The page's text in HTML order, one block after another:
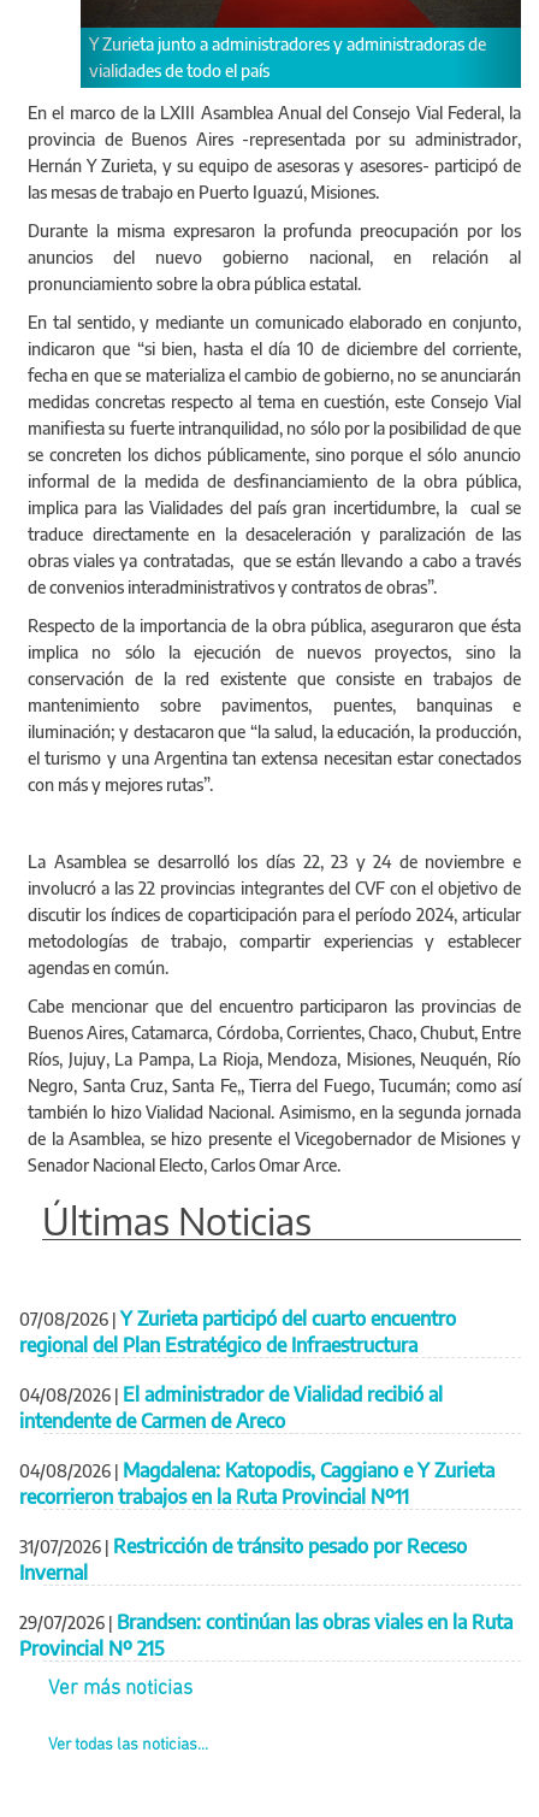
de
Por la Junta de Legales participó María José Ibáñez,
Legal de Vialidad de la provincia de Buenos Aires.
En el marco de la LXIII Asamblea Anual del Consejo Vial Federal, la
provincia de Buenos Aires -representada por su administrador,
Hernán Y Zurieta, y su equipo de asesoras y asesores- participó de
las mesas de trabajo en Puerto Iguazú, Misiones.
Durante la misma expresaron la profunda preocupación por los
anuncios del nuevo gobierno nacional, en relación al
pronunciamiento sobre la obra pública estatal.
En tal sentido, y mediante un comunicado elaborado en conjunto,
indicaron que “si bien, hasta el día 10 de diciembre del corriente,
fecha en que se materializa el cambio de gobierno, no se anunciarán
medidas concretas respecto al tema en cuestión, este Consejo Vial
manifiesta su fuerte intranquilidad, no sólo por la posibilidad de que
se concreten los dichos públicamente, sino porque el sólo anuncio
informal de la medida de desfinanciamiento de la obra pública,
implica para las Vialidades del país gran incertidumbre, la cual se
traduce directamente en la desaceleración y paralización de las
obras viales ya contratadas, que se están llevando a cabo a través
de convenios interadministrativos y contratos de obras”.
Respecto de la importancia de la obra pública, aseguraron que ésta
implica no sólo la ejecución de nuevos proyectos, sino la
conservación de la red existente que consiste en trabajos de
mantenimiento sobre pavimentos, puentes, banquinas e
iluminación; y destacaron que “la salud, la educación, la producción,
el turismo y una Argentina tan extensa necesitan estar conectados
con más y mejores rutas”.
La Asamblea se desarrolló los días 22, 23 y 24 de noviembre e
involucró a las 22 provincias integrantes del CVF con el objetivo de
discutir los índices de coparticipación para el período 2024, articular
metodologías de trabajo, compartir experiencias y establecer
agendas en común.
Cabe mencionar que del encuentro participaron las provincias de
Buenos Aires, Catamarca, Córdoba, Corrientes, Chaco, Chubut, Entre
Ríos, Jujuy, La Pampa, La Rioja, Mendoza, Misiones, Neuquén, Río
Negro, Santa Cruz, Santa Fe,, Tierra del Fuego, Tucumán; como así
también lo hizo Vialidad Nacional. Asimismo, en la segunda jornada
de la Asamblea, se hizo presente el Vicegobernador de Misiones y
Senador Nacional Electo, Carlos Omar Arce.
Últimas Noticias
07/08/2026 | Y Zurieta participó del cuarto encuentro
regional del Plan Estratégico de Infraestructura
04/08/2026 | El administrador de Vialidad recibió al
intendente de Carmen de Areco
04/08/2026 | Magdalena: Katopodis, Caggiano e Y Zurieta
recorrieron trabajos en la Ruta Provincial Nº11
31/07/2026 | Restricción de tránsito pesado por Receso
Invernal
29/07/2026 | Brandsen: continúan las obras viales en la Ruta
Provincial Nº 215
Ver más noticias
Ver todas las noticias...